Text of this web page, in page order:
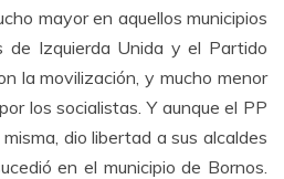
mayor en aquellos municipios
de Izquierda Unida y el Partido
la movilización, y mucho menor
los socialistas. Y aunque el PP
dio libertad a sus alcaldes
en el municipio de Bornos.